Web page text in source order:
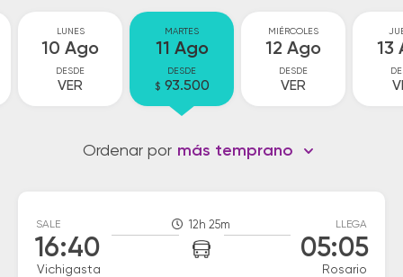
LUNES
10 Ago
DESDE
VER
MARTES
11 Ago
DESDE
$ 93.500
MIÉRCOLES
12 Ago
DESDE
VER
13
Ordenar por más temprano
SALE
16:40
Vichigasta
12h 25m LLEGA
05:05
Rosario